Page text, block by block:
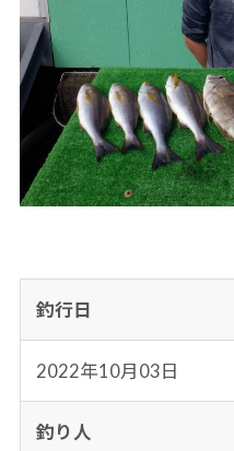
釣行日
2022年10月03日
釣り人